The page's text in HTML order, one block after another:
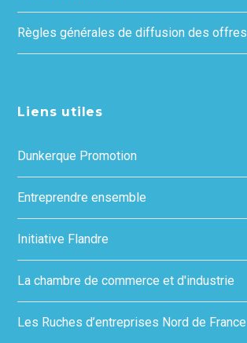
Règles générales de diffusion des offres
Liens utiles
Dunkerque Promotion
Entreprendre ensemble
Initiative Flandre
La chambre de commerce et d'industrie
Les Ruches d’entreprises Nord de France